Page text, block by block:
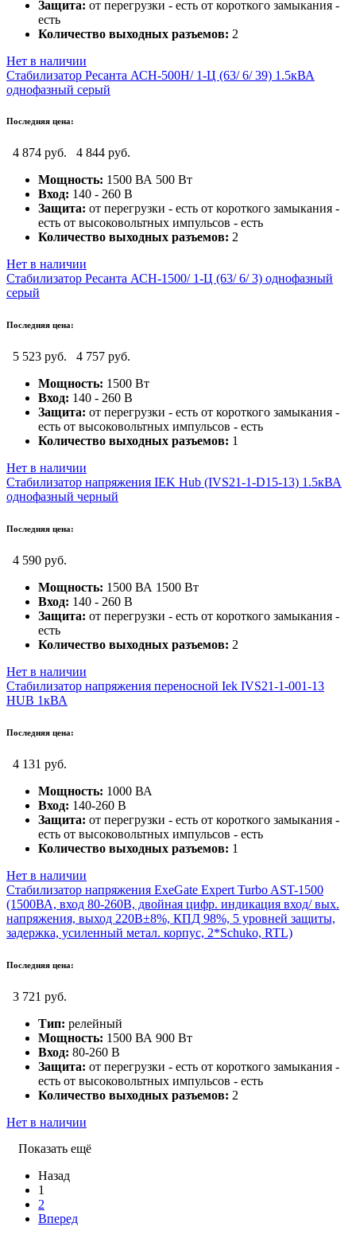
Защита: от перегрузки - есть от короткого замыкания -
есть
Количество выходных разъемов: 2
Нет в наличии
Стабилизатор Ресанта АСН-500Н/ 1-Ц (63/ 6/ 39) 1.5кВА
однофазный серый
Последняя цена:
4 874 руб.
4 844 руб.
Мощность: 1500 ВА 500 Вт
Вход: 140 - 260 В
Защита: от перегрузки - есть от короткого замыкания -
есть от высоковольтных импульсов - есть
Количество выходных разъемов: 2
Нет в наличии
Стабилизатор Ресанта АСН-1500/ 1-Ц (63/ 6/ 3) однофазный
серый
Последняя цена:
5 523 руб.
4 757 руб.
Мощность: 1500 Вт
Вход: 140 - 260 В
Защита: от перегрузки - есть от короткого замыкания -
есть от высоковольтных импульсов - есть
Количество выходных разъемов: 1
Нет в наличии
Стабилизатор напряжения IEK Hub (IVS21-1-D15-13) 1.5кВА
однофазный черный
Последняя цена:
4 590 руб.
Мощность: 1500 ВА 1500 Вт
Вход: 140 - 260 В
Защита: от перегрузки - есть от короткого замыкания -
есть
Количество выходных разъемов: 2
Нет в наличии
Стабилизатор напряжения переносной Iek IVS21-1-001-13
HUB 1кВА
Последняя цена:
4 131 руб.
Мощность: 1000 ВА
Вход: 140-260 В
Защита: от перегрузки - есть от короткого замыкания -
есть от высоковольтных импульсов - есть
Количество выходных разъемов: 1
Нет в наличии
Стабилизатор напряжения ExeGate Expert Turbo AST-1500
(1500ВА, вход 80-260В, двойная цифр. индикация вход/ вых.
напряжения, выход 220В±8%, КПД 98%, 5 уровней защиты,
задержка, усиленный метал. корпус, 2*Schuko, RTL)
Последняя цена:
3 721 руб.
Тип: релейный
Мощность: 1500 ВА 900 Вт
Вход: 80-260 В
Защита: от перегрузки - есть от короткого замыкания -
есть от высоковольтных импульсов - есть
Количество выходных разъемов: 2
Нет в наличии
Показать ещё
Назад
1
2
Вперед